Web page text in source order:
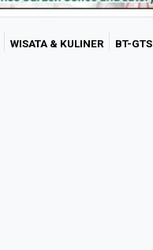
WISATA & KULINER BT-GTS